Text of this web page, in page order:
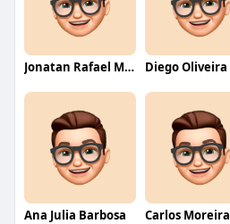
Jonatan Rafael Mello
Ana Julia Barbosa Carlos Moreira